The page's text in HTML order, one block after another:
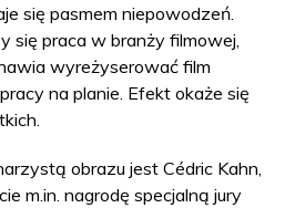
się pasmem niepowodzeń.
się praca w branży filmowej,
wyreżyserować film
na planie. Efekt okaże się
obrazu jest Cédric Kahn,
m.in. nagrodę specjalną jury